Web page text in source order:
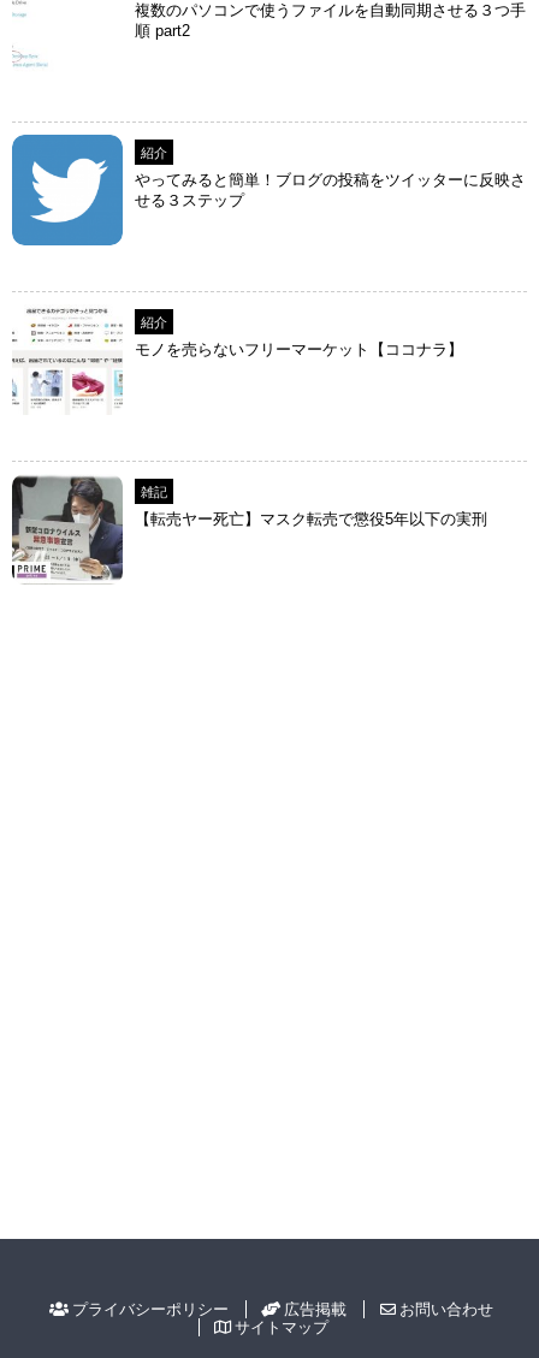
複数のパソコンで使うファイルを自動同期させる３つ手
順 part2
紹介
やってみると簡単！ブログの投稿をツイッターに反映さ
せる３ステップ
紹介
モノを売らないフリーマーケット【ココナラ】
雑記
【転売ヤー死亡】マスク転売で懲役5年以下の実刑
プライバシーポリシー 広告掲載
お問い合わせ
サイトマップ